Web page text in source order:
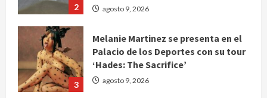
2 agosto 9, 2026
3
Melanie Martinez se presenta en el
Palacio de los Deportes con su tour
‘Hades: The Sacrifice’
agosto 9, 2026